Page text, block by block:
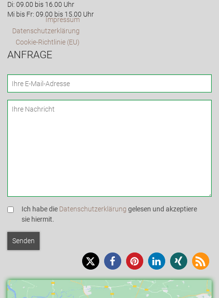
Di: 09.00 bis 16.00 Uhr
Mi bis Fr: 09.00 bis 15.00 Uhr
Impressum
Datenschutzerklärung
Cookie-Richtlinie (EU)
ANFRAGE
Ich habe die Datenschutzerklärung gelesen und akzeptiere
sie hiermit.